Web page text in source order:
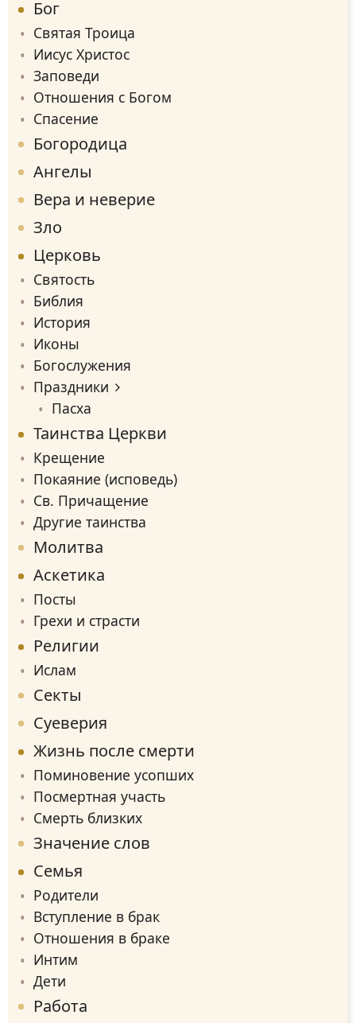
Бог
Святая Троица
Иисус Христос
Заповеди
Отношения с Богом
Спасение
Богородица
Ангелы
Вера и неверие
Зло
Церковь
Святость
Библия
История
Иконы
Богослужения
Праздники
Пасха
Таинства Церкви
Крещение
Покаяние (исповедь)
Св. Причащение
Другие таинства
Молитва
Аскетика
Посты
Грехи и страсти
Религии
Ислам
Секты
Суеверия
Жизнь после смерти
Поминовение усопших
Посмертная участь
Смерть близких
Значение слов
Семья
Родители
Вступление в брак
Отношения в браке
Интим
Дети
Работа